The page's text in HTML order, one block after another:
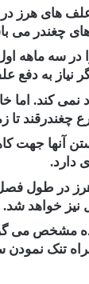
های هرز در
در سه ماهه
نیاز به دفع
کند. اما
چغندرقند تا
آنها جهت
دارد.
در طول فصل
خواهد شد.
مشخص می
تنک نمودن